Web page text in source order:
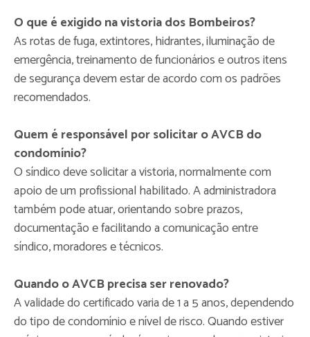
O que é exigido na vistoria dos Bombeiros?
As rotas de fuga, extintores, hidrantes, iluminação de
emergência, treinamento de funcionários e outros itens
de segurança devem estar de acordo com os padrões
recomendados.
Quem é responsável por solicitar o AVCB do
condomínio?
O síndico deve solicitar a vistoria, normalmente com
apoio de um profissional habilitado. A administradora
também pode atuar, orientando sobre prazos,
documentação e facilitando a comunicação entre
síndico, moradores e técnicos.
Quando o AVCB precisa ser renovado?
A validade do certificado varia de 1 a 5 anos, dependendo
do tipo de condomínio e nível de risco. Quando estiver